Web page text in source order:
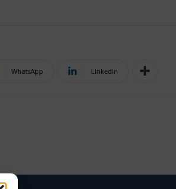
WhatsApp Linkedin